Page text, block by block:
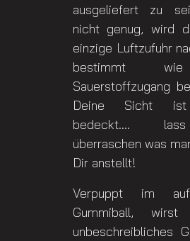
ausgeliefert zu
nicht genug, wird
einzige Luftzufuhr
bestimmt
Sauerstoffzugang
Deine Sicht ist
bedeckt....
überraschen was
Dir anstellt!
Verpuppt im
Gummiball,
unbeschreibliches